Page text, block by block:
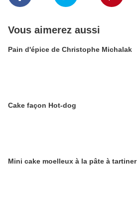
Vous aimerez aussi
Pain d'épice de Christophe Michalak
Cake façon Hot-dog
Mini cake moelleux à la pâte à tartiner